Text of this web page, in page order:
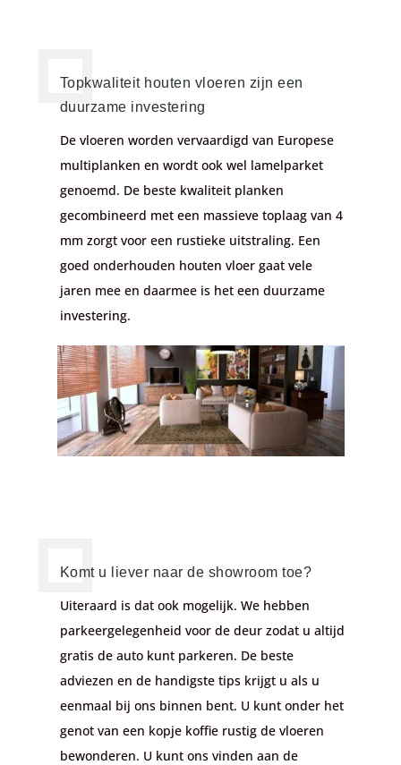
Topkwaliteit houten vloeren zijn een
duurzame investering
De vloeren worden vervaardigd van Europese
multiplanken en wordt ook wel lamelparket
genoemd. De beste kwaliteit planken
gecombineerd met een massieve toplaag van 4
mm zorgt voor een rustieke uitstraling. Een
goed onderhouden houten vloer gaat vele
jaren mee en daarmee is het een duurzame
investering.
Komt u liever naar de showroom toe?
Uiteraard is dat ook mogelijk. We hebben
parkeergelegenheid voor de deur zodat u altijd
gratis de auto kunt parkeren. De beste
adviezen en de handigste tips krijgt u als u
eenmaal bij ons binnen bent. U kunt onder het
genot van een kopje koffie rustig de vloeren
bewonderen. U kunt ons vinden aan de